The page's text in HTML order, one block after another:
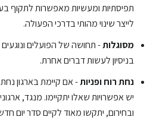
תפיסתיות ומעשיות מאפשרות לתקוף
לייצר שינוי מהותי בדרכי הפעולה.
מסוגלות- תחושה של הפועלים
בניסיון לעשות דברים אחרת.
נחת רוח ופניות- אם קיימת בארגון
יש אפשרויות שאלו יתקיימו. מנגד,
ובחירום, יתקשו מאוד לקיים סדר יום